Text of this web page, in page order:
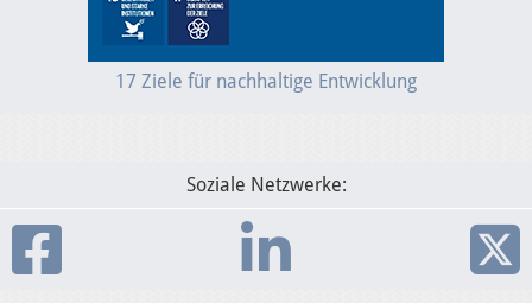
17 Ziele für nachhaltige Entwicklung
Soziale Netzwerke: